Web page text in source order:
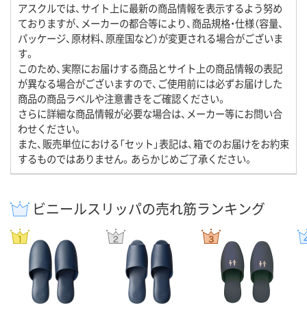
アスクルでは、サイト上に最新の商品情報を表示するよう努め
ておりますが、メーカーの都合等により、商品規格・仕様（容量、
パッケージ、原材料、原産国など）が変更される場合がございま
す。
このため、実際にお届けする商品とサイト上の商品情報の表記
が異なる場合がございますので、ご使用前には必ずお届けした
商品の商品ラベルや注意書きをご確認ください。
さらに詳細な商品情報が必要な場合は、メーカー等にお問い合
わせください。
また、販売単位における「セット」表記は、箱でのお届けをお約束
するものではありません。あらかじめご了承ください。
ビニールスリッパの売れ筋ランキング